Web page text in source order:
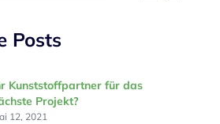
Posts
Kunststoffpartner für das
Projekt?
12, 2021